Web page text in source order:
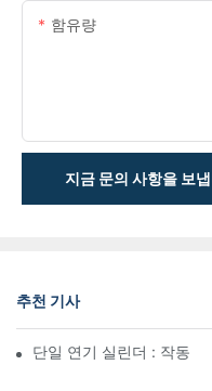
함유량
지금 문의 사항을 보
추천 기사
단일 연기 실린더 : 작동